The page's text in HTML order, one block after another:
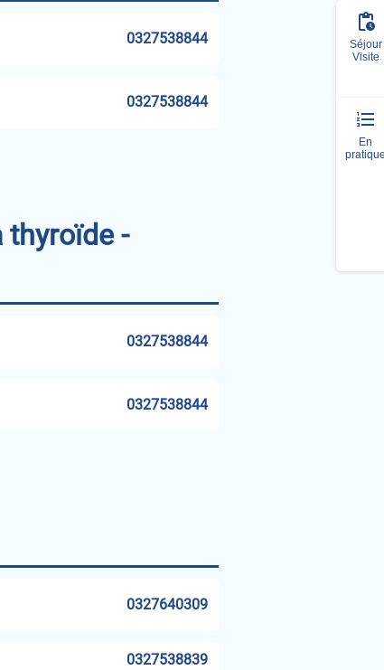
Séjour
Visite
En
0327538844
0327538844
thyroïde -
0327538844
0327538844
0327640309
0327538839